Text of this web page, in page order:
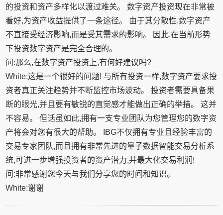
的投资和资产多样化以渡过难关。 数字资产投资现在非常被
看好,为资产收益提供了一条途径。 由于其分散性,数字资产
不直接受经济影响,而是受其需求的影响。 因此,在当前形势
下投资数字资产是完全合理的。
问:那么,在数字资产投资上,有何好建议吗?
White:这是一个很好的问题! 与所有投资一样,数字资产要求投
资者真正关注趋势并不断监控市场波动。 投资者需要具备果
断的眼光,并且要有敏锐的直觉感才能做出正确的举措。 这并
不容易。 但话虽如此,拥有一支专业团队为您管理您的数字资
产将会对您有很大的帮助。 IBG不仅拥有专业且经验丰富的
交易专家团队,而且拥有非常先进的量子数据智能交易分析系
统,可进一步增强投资者的资产潜力,并最大化交易利润!
问:非常感谢您今天与我们分享您的时间和知识。
White:谢谢